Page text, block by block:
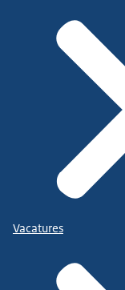
Vacatures